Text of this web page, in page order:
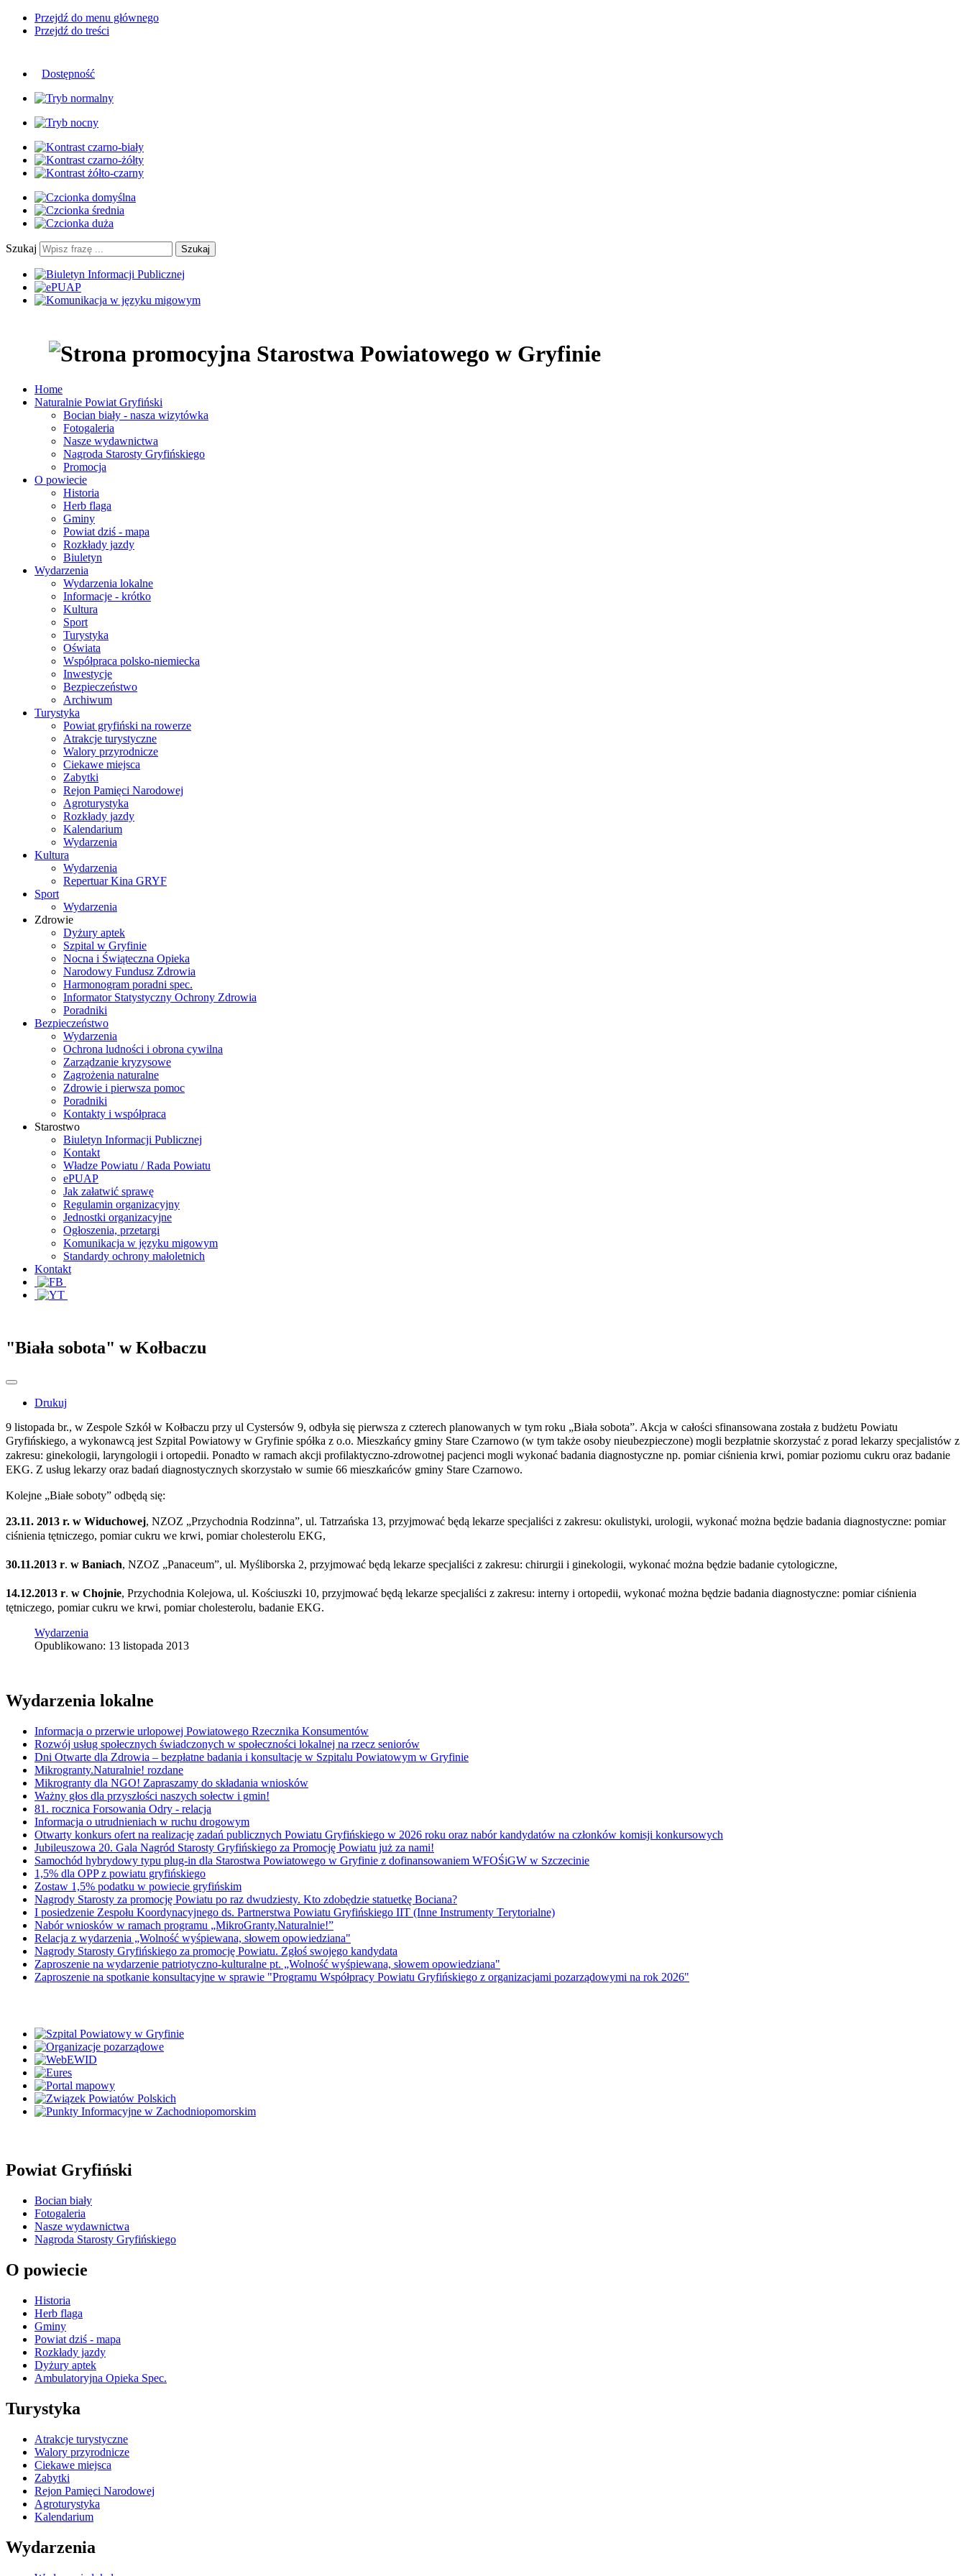
Przejdź do menu głównego
Przejdź do treści
Dostępność
Szukaj Szukaj
Home
Naturalnie Powiat Gryfiński
Bocian biały - nasza wizytówka
Fotogaleria
Nasze wydawnictwa
Nagroda Starosty Gryfińskiego
Promocja
O powiecie
Historia
Herb flaga
Gminy
Powiat dziś - mapa
Rozkłady jazdy
Biuletyn
Wydarzenia
Wydarzenia lokalne
Informacje - krótko
Kultura
Sport
Turystyka
Oświata
Współpraca polsko-niemiecka
Inwestycje
Bezpieczeństwo
Archiwum
Turystyka
Powiat gryfiński na rowerze
Atrakcje turystyczne
Walory przyrodnicze
Ciekawe miejsca
Zabytki
Rejon Pamięci Narodowej
Agroturystyka
Rozkłady jazdy
Kalendarium
Wydarzenia
Kultura
Wydarzenia
Repertuar Kina GRYF
Sport
Wydarzenia
Zdrowie
Dyżury aptek
Szpital w Gryfinie
Nocna i Świąteczna Opieka
Narodowy Fundusz Zdrowia
Harmonogram poradni spec.
Informator Statystyczny Ochrony Zdrowia
Poradniki
Bezpieczeństwo
Wydarzenia
Ochrona ludności i obrona cywilna
Zarządzanie kryzysowe
Zagrożenia naturalne
Zdrowie i pierwsza pomoc
Poradniki
Kontakty i współpraca
Starostwo
Biuletyn Informacji Publicznej
Kontakt
Władze Powiatu / Rada Powiatu
ePUAP
Jak załatwić sprawę
Regulamin organizacyjny
Jednostki organizacyjne
Ogłoszenia, przetargi
Komunikacja w języku migowym
Standardy ochrony małoletnich
Kontakt
"Biała sobota" w Kołbaczu
Drukuj
9 listopada br., w Zespole Szkół w Kołbaczu przy ul Cystersów 9, odbyła się pierwsza z czterech planowanych w tym roku „Biała sobota”. Akcja w całości sfinansowana została z budżetu Powiatu
Gryfińskiego, a wykonawcą jest Szpital Powiatowy w Gryfinie spółka z o.o. Mieszkańcy gminy Stare Czarnowo (w tym także osoby nieubezpieczone) mogli bezpłatnie skorzystać z porad lekarzy specjalistów z
zakresu: ginekologii, laryngologii i ortopedii. Ponadto w ramach akcji profilaktyczno-zdrowotnej pacjenci mogli wykonać badania diagnostyczne np. pomiar ciśnienia krwi, pomiar poziomu cukru oraz badanie
EKG. Z usług lekarzy oraz badań diagnostycznych skorzystało w sumie 66 mieszkańców gminy Stare Czarnowo.
Kolejne „Białe soboty” odbędą się:
23.11. 2013 r. w Widuchowej, NZOZ „Przychodnia Rodzinna”, ul. Tatrzańska 13, przyjmować będą lekarze specjaliści z zakresu: okulistyki, urologii, wykonać można będzie badania diagnostyczne: pomiar
ciśnienia tętniczego, pomiar cukru we krwi, pomiar cholesterolu EKG,
30.11.2013 r. w Baniach, NZOZ „Panaceum”, ul. Myśliborska 2, przyjmować będą lekarze specjaliści z zakresu: chirurgii i ginekologii, wykonać można będzie badanie cytologiczne,
14.12.2013 r. w Chojnie, Przychodnia Kolejowa, ul. Kościuszki 10, przyjmować będą lekarze specjaliści z zakresu: interny i ortopedii, wykonać można będzie badania diagnostyczne: pomiar ciśnienia
tętniczego, pomiar cukru we krwi, pomiar cholesterolu, badanie EKG.
Wydarzenia
Opublikowano: 13 listopada 2013
Wydarzenia lokalne
Informacja o przerwie urlopowej Powiatowego Rzecznika Konsumentów
Rozwój usług społecznych świadczonych w społeczności lokalnej na rzecz seniorów
Dni Otwarte dla Zdrowia – bezpłatne badania i konsultacje w Szpitalu Powiatowym w Gryfinie
Mikrogranty.Naturalnie! rozdane
Mikrogranty dla NGO! Zapraszamy do składania wniosków
Ważny głos dla przyszłości naszych sołectw i gmin!
81. rocznica Forsowania Odry - relacja
Informacja o utrudnieniach w ruchu drogowym
Otwarty konkurs ofert na realizację zadań publicznych Powiatu Gryfińskiego w 2026 roku oraz nabór kandydatów na członków komisji konkursowych
Jubileuszowa 20. Gala Nagród Starosty Gryfińskiego za Promocję Powiatu już za nami!
Samochód hybrydowy typu plug-in dla Starostwa Powiatowego w Gryfinie z dofinansowaniem WFOŚiGW w Szczecinie
1,5% dla OPP z powiatu gryfińskiego
Zostaw 1,5% podatku w powiecie gryfińskim
Nagrody Starosty za promocję Powiatu po raz dwudziesty. Kto zdobędzie statuetkę Bociana?
I posiedzenie Zespołu Koordynacyjnego ds. Partnerstwa Powiatu Gryfińskiego IIT (Inne Instrumenty Terytorialne)
Nabór wniosków w ramach programu „MikroGranty.Naturalnie!”
Relacja z wydarzenia „Wolność wyśpiewana, słowem opowiedziana"
Nagrody Starosty Gryfińskiego za promocję Powiatu. Zgłoś swojego kandydata
Zaproszenie na wydarzenie patriotyczno-kulturalne pt. „Wolność wyśpiewana, słowem opowiedziana"
Zaproszenie na spotkanie konsultacyjne w sprawie "Programu Współpracy Powiatu Gryfińskiego z organizacjami pozarządowymi na rok 2026"
Powiat Gryfiński
Bocian biały
Fotogaleria
Nasze wydawnictwa
Nagroda Starosty Gryfińskiego
O powiecie
Historia
Herb flaga
Gminy
Powiat dziś - mapa
Rozkłady jazdy
Dyżury aptek
Ambulatoryjna Opieka Spec.
Turystyka
Atrakcje turystyczne
Walory przyrodnicze
Ciekawe miejsca
Zabytki
Rejon Pamięci Narodowej
Agroturystyka
Kalendarium
Wydarzenia